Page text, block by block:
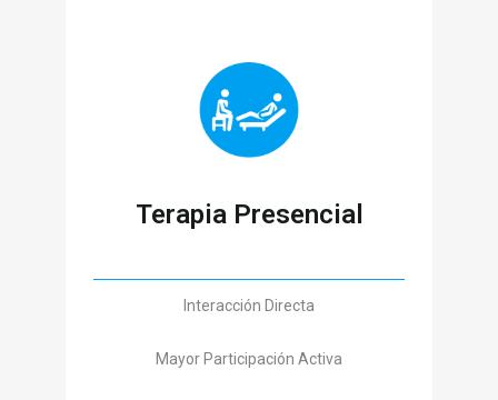
Terapia Presencial
Interacción Directa
Mayor Participación Activa